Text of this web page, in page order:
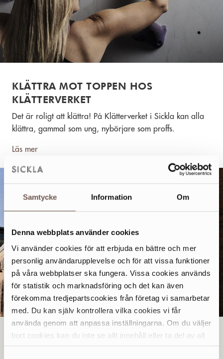
Samtycke Information Om
Denna webbplats använder cookies
Vi använder cookies för att erbjuda en bättre och mer
personlig användarupplevelse och för att vissa funktioner
på våra webbplatser ska fungera. Vissa cookies används
för statistik och marknadsföring och det kan även
förekomma tredjepartscookies från företag vi samarbetar
med. Du kan själv kontrollera vilka cookies vi får
använda genom att anpassa inställningarna. Om du väljer
bort cookies kan du inte se allt innehåll eller ta del av all
KLÄTTRA MOT TOPPEN HOS
KLÄTTERVERKET
Det är roligt att klättra! På Klätterverket i Sickla kan alla
klättra, gammal som ung, nybörjare som proffs.
Läs mer
LUTA DIG TILLBAKA OCH NJUT AV EN